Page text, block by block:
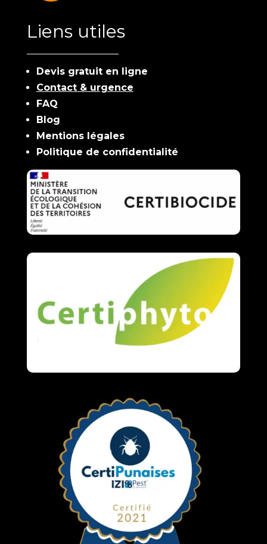
Liens utiles
Devis gratuit en ligne
Contact & urgence
FAQ
Blog
Mentions légales
Politique de confidentialité